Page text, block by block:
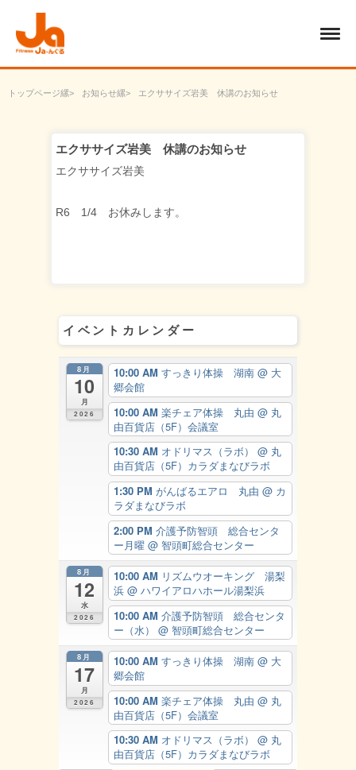
トップページ お知らせ エクササイズ岩美 休講のお知らせ
エクササイズ岩美 休講のお知らせ
エクササイズ岩美
R6 1/4 お休みします。
イベントカレンダー
8月
10
月
2026
10:00 AM すっきり体操 湖南 @ 大
郷会館
10:00 AM 楽チェア体操 丸由 @ 丸
由百貨店（5F）会議室
10:30 AM オドリマス（ラボ） @ 丸
由百貨店（5F）カラダまなびラボ
1:30 PM がんばるエアロ 丸由 @ カ
ラダまなびラボ
2:00 PM 介護予防智頭 総合センタ
ー月曜 @ 智頭町総合センター
8月
12
水
2026
10:00 AM リズムウオーキング 湯梨
浜 @ ハワイアロハホール湯梨浜
10:00 AM 介護予防智頭 総合センタ
ー（水） @ 智頭町総合センター
8月
17
月
2026
10:00 AM すっきり体操 湖南 @ 大
郷会館
10:00 AM 楽チェア体操 丸由 @ 丸
由百貨店（5F）会議室
10:30 AM オドリマス（ラボ） @ 丸
由百貨店（5F）カラダまなびラボ